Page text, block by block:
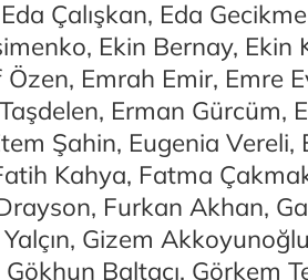
Çalışkan, Eda
Ekin Bernay, Ekin
Özen, Emrah Emir, Emre
Erman Gürcüm,
Şahin, Eugenia Vereli,
Kahya, Fatma
Furkan Akhan,
Gizem
Baltacı, Görkem